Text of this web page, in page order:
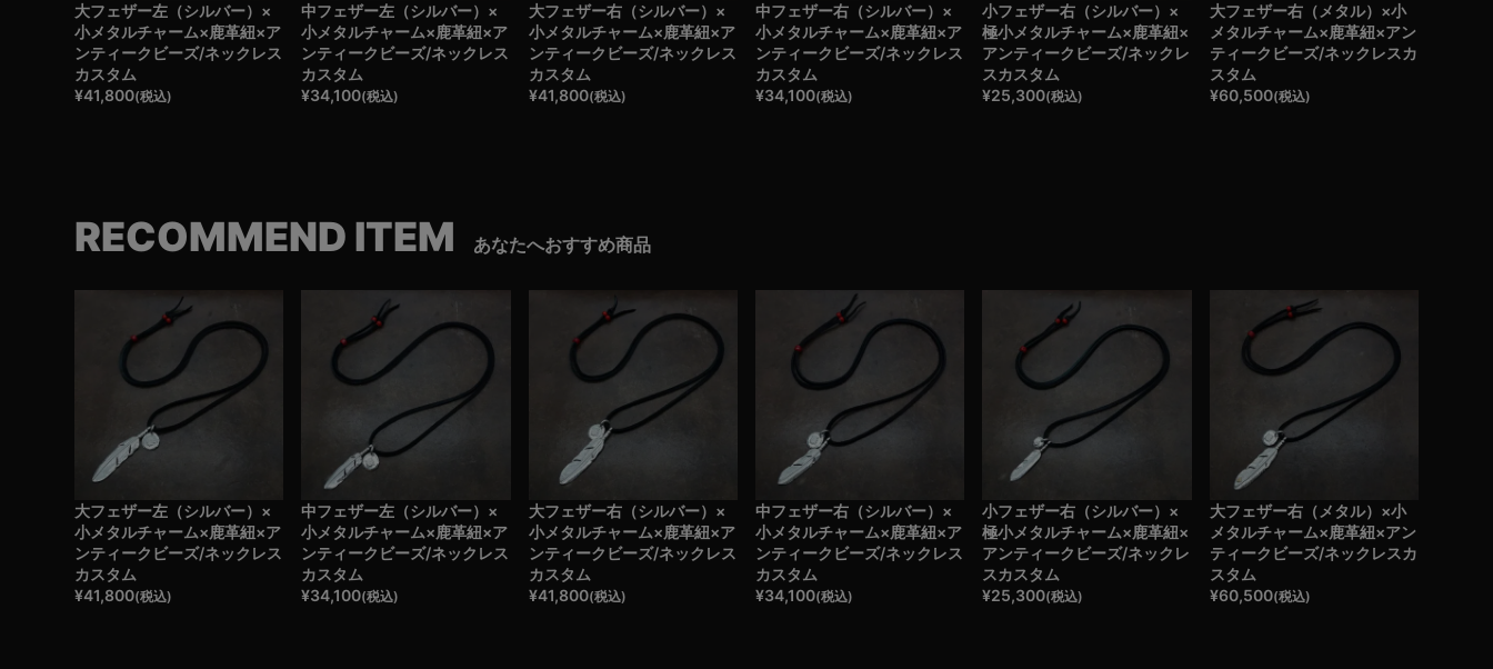
大フェザー左（シルバー）×
小メタルチャーム×鹿革紐×ア
ンティークビーズ/ネックレス
カスタム
¥41,800(税込)
中フェザー左（シルバー）×
小メタルチャーム×鹿革紐×ア
ンティークビーズ/ネックレス
カスタム
¥34,100(税込)
大フェザー右（シルバー）×
小メタルチャーム×鹿革紐×ア
ンティークビーズ/ネックレス
カスタム
¥41,800(税込)
中フェザー右（シルバー）×
小メタルチャーム×鹿革紐×ア
ンティークビーズ/ネックレス
カスタム
¥34,100(税込)
小フェザー右（シルバー）×
極小メタルチャーム×鹿革紐×
アンティークビーズ/ネックレ
スカスタム
¥25,300(税込)
大フェザー右（メタル）×小
メタルチャーム×鹿革紐×アン
ティークビーズ/ネックレスカ
スタム
¥60,500(税込)
RECOMMEND ITEM あなたへおすすめ商品
大フェザー左（シルバー）×
小メタルチャーム×鹿革紐×ア
ンティークビーズ/ネックレス
カスタム
¥41,800(税込)
中フェザー左（シルバー）×
小メタルチャーム×鹿革紐×ア
ンティークビーズ/ネックレス
カスタム
¥34,100(税込)
大フェザー右（シルバー）×
小メタルチャーム×鹿革紐×ア
ンティークビーズ/ネックレス
カスタム
¥41,800(税込)
中フェザー右（シルバー）×
小メタルチャーム×鹿革紐×ア
ンティークビーズ/ネックレス
カスタム
¥34,100(税込)
小フェザー右（シルバー）×
極小メタルチャーム×鹿革紐×
アンティークビーズ/ネックレ
スカスタム
¥25,300(税込)
大フェザー右（メタル）×小
メタルチャーム×鹿革紐×アン
ティークビーズ/ネックレスカ
スタム
¥60,500(税込)